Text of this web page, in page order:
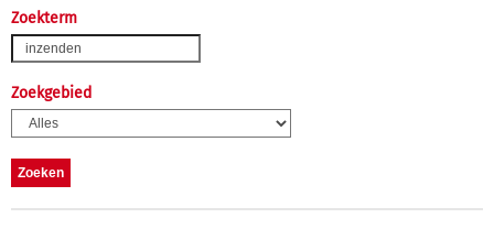
Zoekterm
Zoekgebied